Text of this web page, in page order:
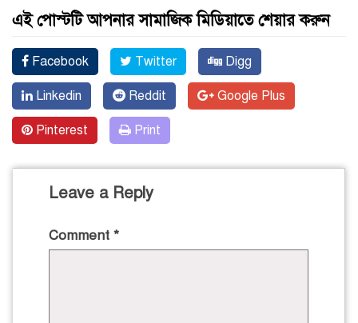
এই পোস্টটি আপনার সামাজিক মিডিয়াতে শেয়ার করুন
Facebook Twitter Digg
Linkedin Reddit Google Plus
Pinterest Print
Leave a Reply
Comment *